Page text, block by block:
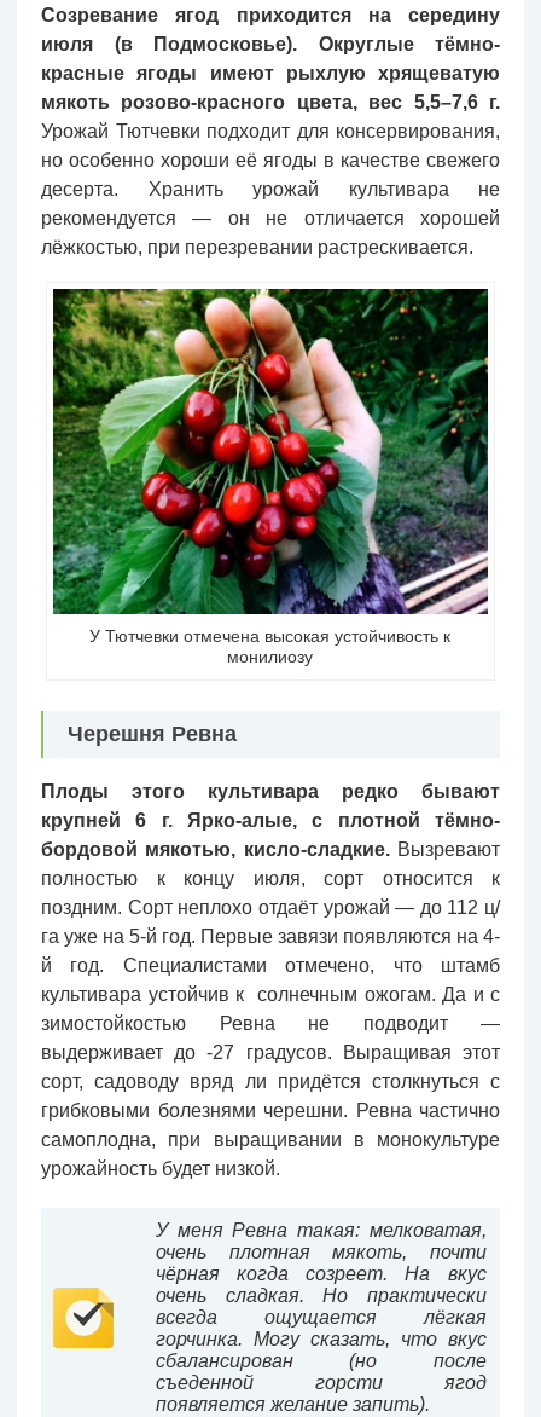
Созревание ягод приходится на середину
июля (в Подмосковье). Округлые тёмно-
красные ягоды имеют рыхлую хрящеватую
мякоть розово-красного цвета, вес 5,5–7,6 г.
Урожай Тютчевки подходит для консервирования,
но особенно хороши её ягоды в качестве свежего
десерта. Хранить урожай культивара не
рекомендуется — он не отличается хорошей
лёжкостью, при перезревании растрескивается.
У Тютчевки отмечена высокая устойчивость к
монилиозу
Черешня Ревна
Плоды этого культивара редко бывают
крупней 6 г. Ярко-алые, с плотной тёмно-
бордовой мякотью, кисло-сладкие.Вызревают
полностью к концу июля, сорт относится к
поздним. Сорт неплохо отдаёт урожай — до 112 ц/
га уже на 5-й год. Первые завязи появляются на 4-
й год. Специалистами отмечено, что штамб
культивара устойчив к солнечным ожогам. Да и с
зимостойкостью Ревна не подводит —
выдерживает до -27 градусов. Выращивая этот
сорт, садоводу вряд ли придётся столкнуться с
грибковыми болезнями черешни. Ревна частично
самоплодна, при выращивании в монокультуре
урожайность будет низкой.
У меня Ревна такая: мелковатая,
очень плотная мякоть, почти
чёрная когда созреет. На вкус
очень сладкая. Но практически
всегда ощущается лёгкая
горчинка. Могу сказать, что вкус
сбалансирован (но после
съеденной горсти ягод
появляется желание запить).